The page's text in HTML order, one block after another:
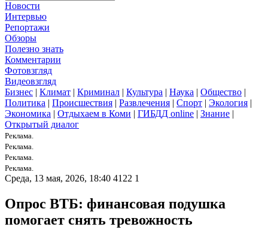
Новости
Интервью
Репортажи
Обзоры
Полезно знать
Комментарии
Фотовзгляд
Видеовзгляд
Бизнес | Климат | Криминал | Культура | Наука | Общество |
Политика | Происшествия | Развлечения | Спорт | Экология |
Экономика | Отдыхаем в Коми | ГИБДД online | Знание |
Открытый диалог
Реклама.
Реклама.
Реклама.
Реклама.
Среда, 13 мая, 2026, 18:40 4122 1
Опрос ВТБ: финансовая подушка
помогает снять тревожность